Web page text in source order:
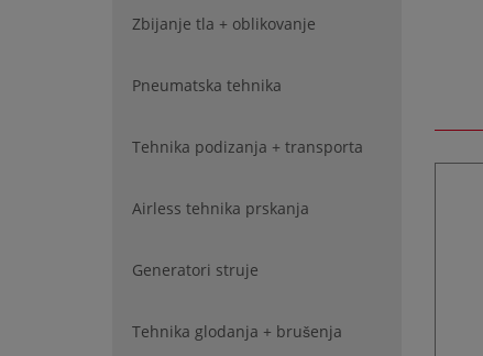
Zbijanje tla + oblikovanje
Pneumatska tehnika
Tehnika podizanja + transporta
Airless tehnika prskanja
Generatori struje
Tehnika glodanja + brušenja